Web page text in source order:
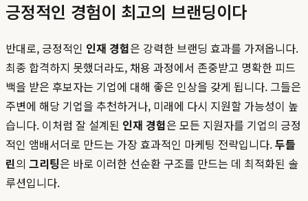
긍정적인 경험이 최고의 브랜딩이다
반대로, 긍정적인 인재 경험은 강력한 브랜딩 효과를 가져옵니다.
최종 합격하지 못했더라도, 채용 과정에서 존중받고 명확한 피드
백을 받은 후보자는 기업에 대해 좋은 인상을 갖게 됩니다. 그들은
주변에 해당 기업을 추천하거나, 미래에 다시 지원할 가능성이 높
습니다. 이처럼 잘 설계된 인재 경험은 모든 지원자를 기업의 긍정
적인 앰배서더로 만드는 가장 효과적인 마케팅 전략입니다.두들
린의 그리팅은 바로 이러한 선순환 구조를 만드는 데 최적화된 솔
루션입니다.